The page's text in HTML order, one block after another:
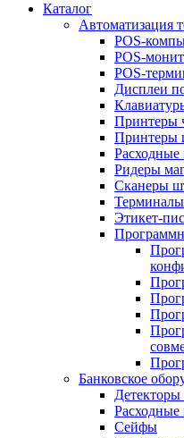
Каталог
Автоматизация
POS-
POS-
POS-
Дисплеи
Принтеры
Принтеры
Ридеры
Сканеры
Этикет-
Банковское
Сейфы